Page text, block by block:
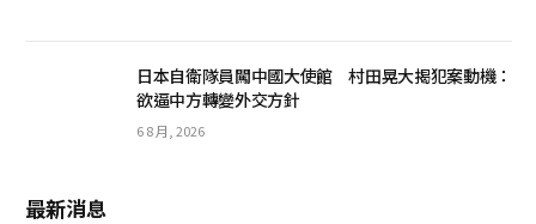
日本自衛隊員闖中國大使館 村田晃大揭犯案動機：
欲逼中方轉變外交方針
6 8 月, 2026
最新消息